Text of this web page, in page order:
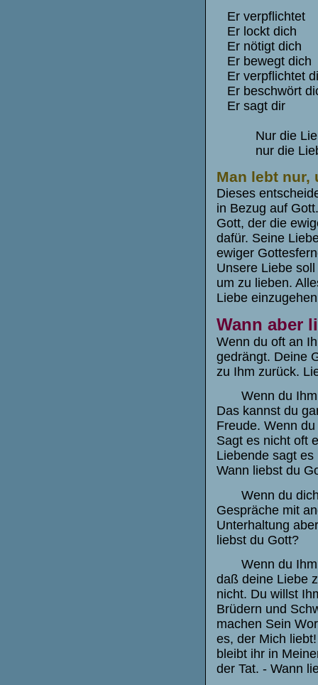
Er
Er lockt dich
Er nötigt
Er bewegt
Er verpflichtet
Er beschwört
Er sagt dir
Nur die Liebe
nur die
Man lebt nur,
Dieses
in Bezug auf
Gott, der die
dafür. Seine
ewiger
Unsere Liebe
um zu lieben.
Liebe
Wann aber
Wenn du oft an
gedrängt. Deine
zu Ihm zurück.
Wenn du Ihm
Das kannst du
Freude. Wenn
Sagt es nicht oft
Liebende sagt es
Wann liebst du
Wenn du dich
Gespräche mit
Unterhaltung
liebst du Gott?
Wenn du Ihm
daß deine Liebe
nicht. Du willst
Brüdern und
machen Sein
es, der Mich
bleibt ihr in
der Tat. - Wann